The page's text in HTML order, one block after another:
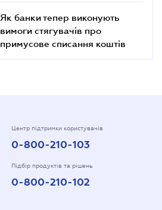
Як банки тепер виконують
вимоги стягувачів про
примусове списання коштів
Центр підтримки користувачів
0-800-210-103
Підбір продуктів та рішень
0-800-210-102